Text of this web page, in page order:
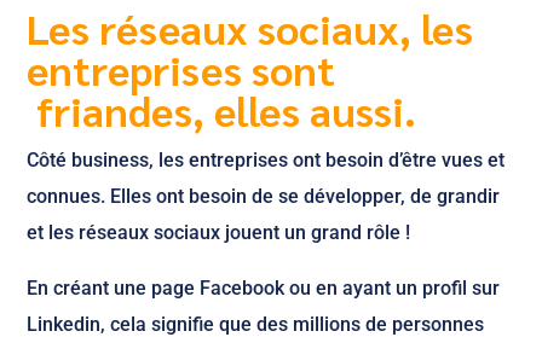
Les réseaux sociaux, les
entreprises sont
friandes, elles aussi.
Côté business, les entreprises ont besoin d’être vues et
connues. Elles ont besoin de se développer, de grandir
et les réseaux sociaux jouent un grand rôle !
En créant une page Facebook ou en ayant un profil sur
Linkedin, cela signifie que des millions de personnes